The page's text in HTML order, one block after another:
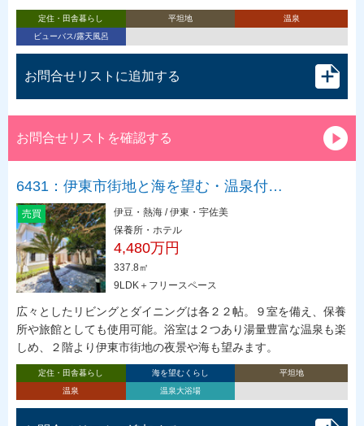
定住・田舎暮らし 平坦地
温泉
ビューバス/露天風呂
お問合せリストに追加する
お問合せリストを確認する
6431：伊東市街地と海を望む・温泉付…
売買
伊豆・熱海 / 伊東・宇佐美
保養所・ホテル
4,480万円
337.8㎡
9LDK＋フリースペース
広々としたリビングとダイニングは各２２帖。９室を備え、保養
所や旅館としても使用可能。浴室は２つあり湯量豊富な温泉も楽
しめ、２階より伊東市街地の夜景や海も望みます。
定住・田舎暮らし 海を望むくらし
平坦地
温泉
温泉大浴場